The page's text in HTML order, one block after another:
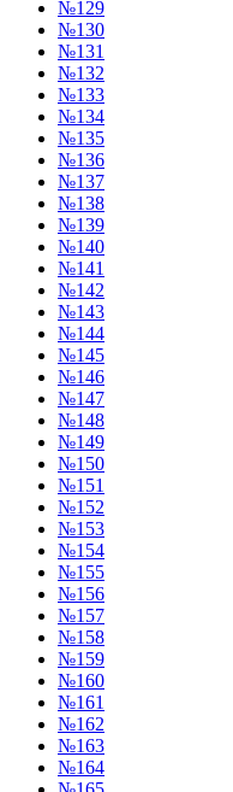
№129
№130
№131
№132
№133
№134
№135
№136
№137
№138
№139
№140
№141
№142
№143
№144
№145
№146
№147
№148
№149
№150
№151
№152
№153
№154
№155
№156
№157
№158
№159
№160
№161
№162
№163
№164